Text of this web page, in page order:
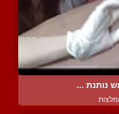
נותנת ...